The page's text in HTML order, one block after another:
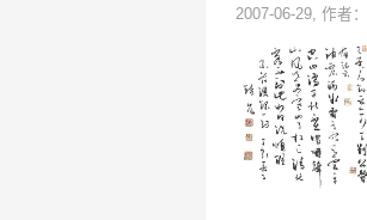
2007-06-29, 作者：